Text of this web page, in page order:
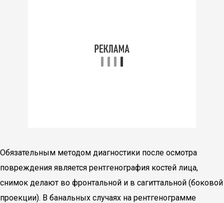
Обязательным методом диагностики после осмотра
повреждения является рентгенография костей лица,
снимок делают во фронтальной и в сагиттальной (боковой
проекции). В банальных случаях на рентгенограмме